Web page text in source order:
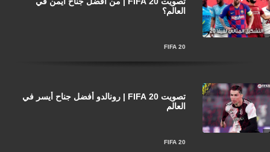
FIFA 20
العالم؟
FIFA 20
تصويت FIFA 20 | رونالدو أفضل جناح أيسر في
العالم